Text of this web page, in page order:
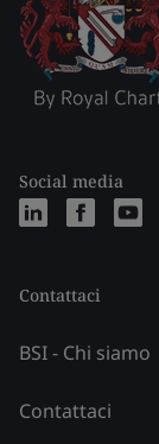
Social media
Contattaci
BSI - Chi siamo
Contattaci